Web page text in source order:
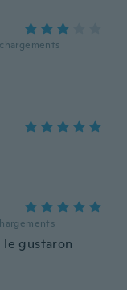
chargements
le gustaron